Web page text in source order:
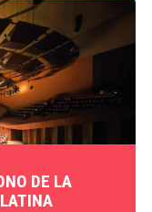
DE LA